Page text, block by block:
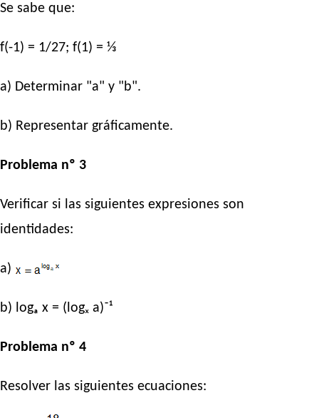
Se sabe que:
f(-1) = 1/27; f(1) = ⅓
a) Determinar "a" y "b".
b) Representar gráficamente.
Problema nº 3
Verificar si las siguientes expresiones son
identidades:
a)
b) logₐ x = (logₓ a)⁻¹
Problema nº 4
Resolver las siguientes ecuaciones: